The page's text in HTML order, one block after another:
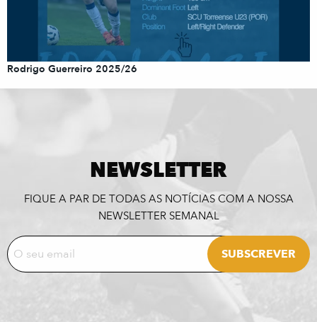
Rodrigo Guerreiro 2025/26
NEWSLETTER
FIQUE A PAR DE TODAS AS NOTÍCIAS COM A NOSSA
NEWSLETTER SEMANAL